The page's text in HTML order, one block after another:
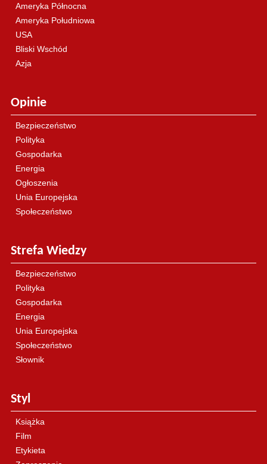
Ameryka Północna
Ameryka Południowa
USA
Bliski Wschód
Azja
Opinie
Bezpieczeństwo
Polityka
Gospodarka
Energia
Ogłoszenia
Unia Europejska
Społeczeństwo
Strefa Wiedzy
Bezpieczeństwo
Polityka
Gospodarka
Energia
Unia Europejska
Społeczeństwo
Słownik
Styl
Książka
Film
Etykieta